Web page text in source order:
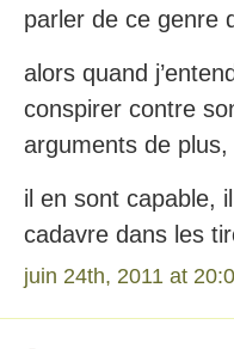
parler de ce genre
alors quand
conspirer contre
arguments de
il en sont capable,
cadavre dans les
juin 24th, 2011 at